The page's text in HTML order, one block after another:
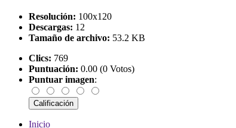
Resolución: 100x120
Descargas: 12
Tamaño de archivo: 53.2 KB
Clics: 769
Puntuación: 0.00 (0 Votos)
Puntuar imagen:
Inicio